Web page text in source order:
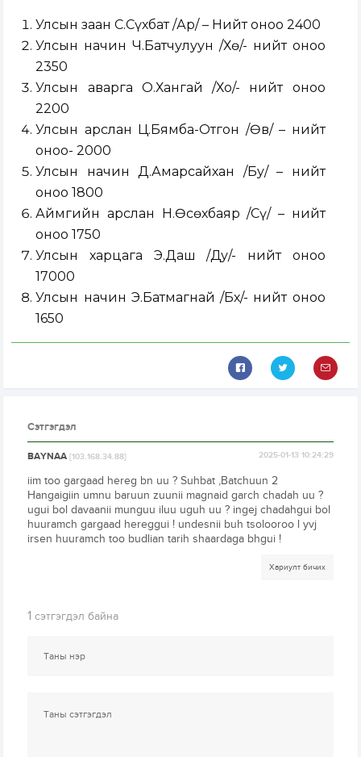
Улсын заан С.Сүхбат /Ар/ – Нийт оноо 2400
Улсын начин Ч.Батчулуун /Хө/- нийт оноо
2350
Улсын аварга О.Хангай /Хо/- нийт оноо
2200
Улсын арслан Ц.Бямба-Отгон /Өв/ – нийт
оноо- 2000
Улсын начин Д.Амарсайхан /Бу/ – нийт
оноо 1800
Аймгийн арслан Н.Өсөхбаяр /Сү/ – нийт
оноо 1750
Улсын харцага Э.Даш /Ду/- нийт оноо
17000
Улсын начин Э.Батмагнай /Бх/- нийт оноо
1650
Сэтгэгдэл
BAYNAA[103.168.34.88] 2025-01-13 10:24:29
iim too gargaad hereg bn uu ? Suhbat ,Batchuun 2
Hangaigiin umnu baruun zuunii magnaid garch chadah uu ?
ugui bol davaanii munguu iluu uguh uu ? ingej chadahgui bol
huuramch gargaad hereggui ! undesnii buh tsolooroo l yvj
irsen huuramch too budlian tarih shaardaga bhgui !
Хариулт бичих
1 сэтгэгдэл байна